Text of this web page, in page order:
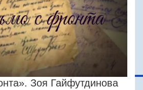
Зоя Гайфутдинова